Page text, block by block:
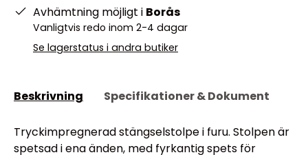
Avhämtning möjligt i Borås
Vanligtvis redo inom 2-4 dagar
Se lagerstatus i andra butiker
Beskrivning Specifikationer & Dokument
Tryckimpregnerad stängselstolpe i furu. Stolpen är
spetsad i ena änden, med fyrkantig spets för